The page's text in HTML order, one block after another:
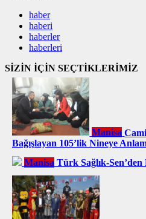
haber
haberi
haberler
haberleri
SİZİN İÇİN SEÇTİKLERİMİZ
Manisa
Bağışlayan 105’lik Nineye
Manisa Türk Sağlık-